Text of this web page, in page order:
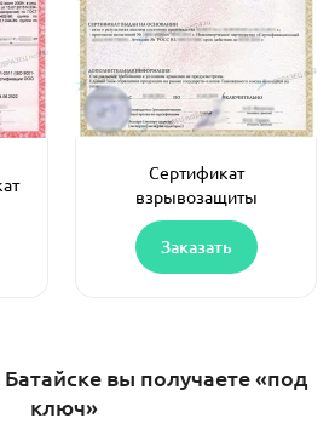
Сертификат
взрывозащиты
Заказать
вы получаете «под
ключ»